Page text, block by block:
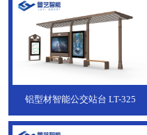
铝型材智能公交站台 LT-325